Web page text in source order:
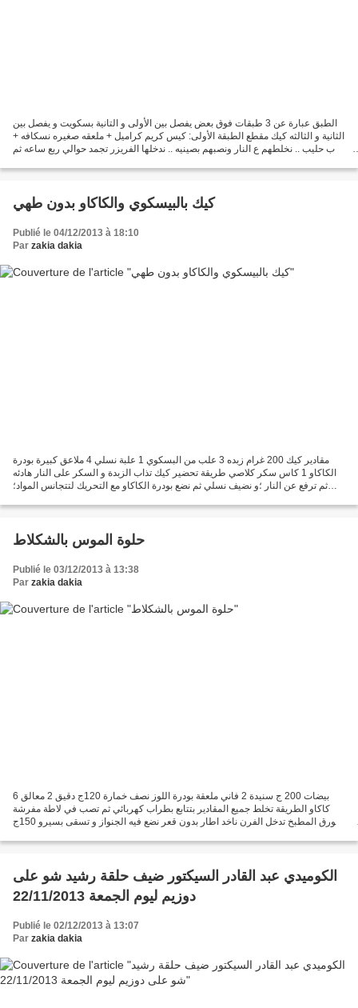
الطبق عبارة عن 3 طبقات فوق بعض يفصل بين الأولى و التانية بسكويت و يفصل بين
الثانية و الثالثه كيك مقطع الطبقة الأولى: كيس كريم كراميل + ملعقه صغيره نسكافه +
كوب حليب .. نخلطهم ع النار ونصبهم بصينيه .. ندخلها الفريزر تجمد حوالي ربع ساعه ثم
كيك بالبيسكوي والكاكاو بدون طهي
Publié le 04/12/2013 à 18:10
Par zakia dakia
مقادير كيك 200 غرام زبده 3 علب من البسكوي 1 علبة نسلي 4 ملاعق كبيرة بودرة
الكاكاو 1 كاس سكر كلاصي طريقة تحضير كيك تذاب الزبدة و السكر على النار هادئه
ثم ترفع عن النار ؛و نضيف نسلي ثم نضع بودرة الكاكاو مع التحريك لتتجانس المواد؛
حلوة الموس بالشكلاط
Publié le 03/12/2013 à 13:38
Par zakia dakia
6 بيضات 200 ج سنيدة 2 فاني ملعقة بودرة اللوز نصف خمارة 120ج دقيق 2 معالق
كاكاو الطريقة تخلط جميع المقادير بتتابع بطراب كهربائي ثم تصب في لاطة مفرشة
بورق المطبخ تدخل الفرن ناخد اطار بدون قعر نضع فيه الجنواز و تسقى بسيرو 150ج
الكوميدي عبد القادر السيكتور ضيف حلقة رشيد شو على
دوزيم ليوم الجمعة 22/11/2013
Publié le 02/12/2013 à 13:07
Par zakia dakia